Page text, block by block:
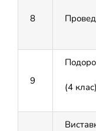
8
9
(4 клас)